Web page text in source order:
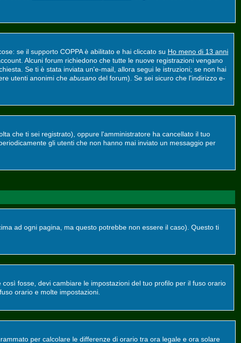
se il supporto COPPA è abilitato e hai cliccato su Ho meno di 13 anni
Alcuni forum richiedono che tutte le nuove registrazioni vengano
Se ti è stata inviata un'e-mail, allora segui le istruzioni; se non hai
utenti anonimi che abusano del forum). Se sei sicuro che l'indirizzo e-
che ti sei registrato), oppure l'amministratore ha cancellato il tuo
gli utenti che non hanno mai inviato un messaggio per
ad ogni pagina, ma questo potrebbe non essere il caso). Questo ti
fosse, devi cambiare le impostazioni del tuo profilo per il fuso orario
orario e molte impostazioni.
per calcolare le differenze di orario tra ora legale e ora solare